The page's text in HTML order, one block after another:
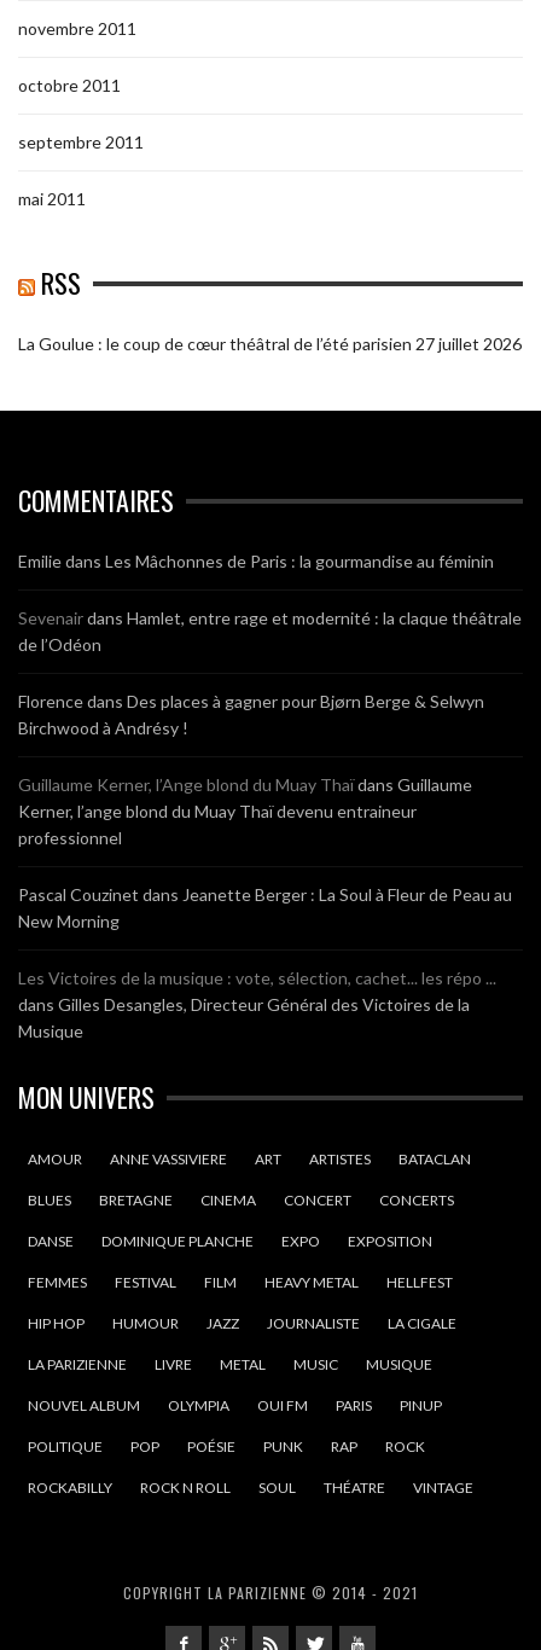
novembre 2011
octobre 2011
septembre 2011
mai 2011
RSS
La Goulue : le coup de cœur théâtral de l’été parisien 27 juillet 2026
COMMENTAIRES
Emiliedans Les Mâchonnes de Paris : la gourmandise au féminin
Sevenairdans Hamlet, entre rage et modernité : la claque théâtrale
de l’Odéon
Florencedans Des places à gagner pour Bjørn Berge & Selwyn
Birchwood à Andrésy !
Guillaume Kerner, l’Ange blond du Muay Thaïdans Guillaume
Kerner, l’ange blond du Muay Thaï devenu entraineur
professionnel
Pascal Couzinet dans Jeanette Berger : La Soul à Fleur de Peau au
New Morning
Les Victoires de la musique : vote, sélection, cachet... les répo ...
dans Gilles Desangles, Directeur Général des Victoires de la
Musique
MON UNIVERS
AMOUR ANNE VASSIVIERE ART ARTISTES BATACLAN
BLUES BRETAGNE CINEMA CONCERT CONCERTS
DANSE DOMINIQUE PLANCHE EXPO EXPOSITION
FEMMES FESTIVAL FILM HEAVY METAL HELLFEST
HIP HOP HUMOUR JAZZ JOURNALISTE LA CIGALE
LA PARIZIENNE LIVRE METAL MUSIC MUSIQUE
NOUVEL ALBUM OLYMPIA OUI FM PARIS PINUP
POLITIQUE POP POÉSIE PUNK RAP ROCK
ROCKABILLY ROCK N ROLL SOUL THÉATRE VINTAGE
COPYRIGHT LA PARIZIENNE © 2014 - 2021